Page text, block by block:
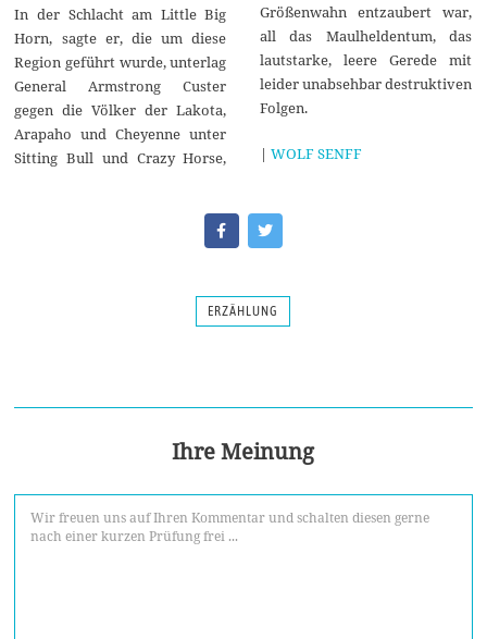
In der Schlacht am Little Big
Horn, sagte er, die um diese
Region geführt wurde, unterlag
General Armstrong Custer
gegen die Völker der Lakota,
Arapaho und Cheyenne unter
Sitting Bull und Crazy Horse,
Größenwahn entzaubert war,
all das Maulheldentum, das
lautstarke, leere Gerede mit
leider unabsehbar destruktiven
Folgen.
| WOLF SENFF
ERZÄHLUNG
Ihre Meinung